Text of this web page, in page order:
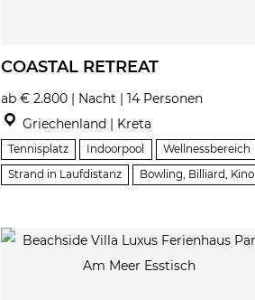
COASTAL RETREAT
ab € 2.800 | Nacht | 14 Personen
Griechenland | Kreta
Tennisplatz Indoorpool
Wellnessbereich
Strand in Laufdistanz
Bowling, Billiard, Kino